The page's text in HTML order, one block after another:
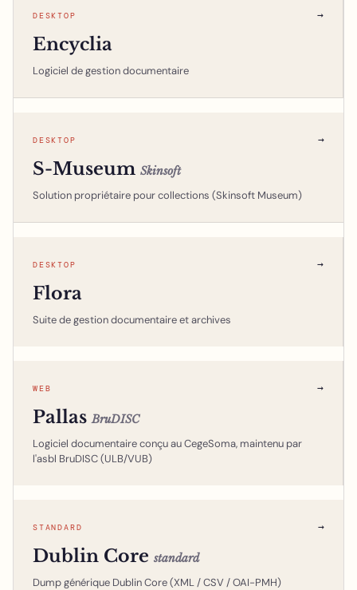
DESKTOP →
Encyclia
Logiciel de gestion documentaire
DESKTOP →
S-Museum Skinsoft
Solution propriétaire pour collections (Skinsoft Museum)
DESKTOP →
Flora
Suite de gestion documentaire et archives
WEB →
PallasBruDISC
Logiciel documentaire conçu au CegeSoma, maintenu par
l'asbl BruDISC (ULB/VUB)
STANDARD →
Dublin Core standard
Dump générique Dublin Core (XML / CSV / OAI-PMH)